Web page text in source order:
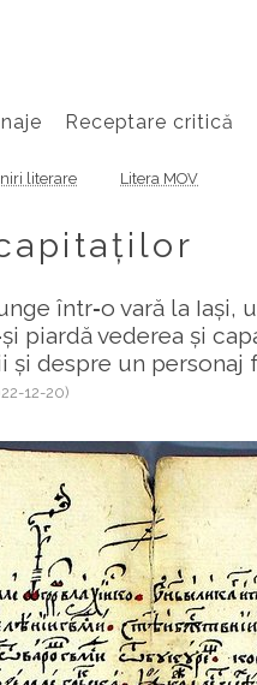
Receptare critică
literare Litera MOV
într‑o vară la Iași,
piardă vederea și
despre un personaj
12-20)